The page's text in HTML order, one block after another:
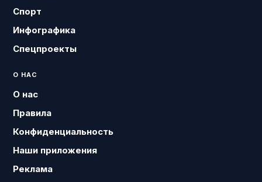
Спорт
Инфографика
Спецпроекты
О НАС
О нас
Правила
Конфиденциальность
Наши приложения
Реклама